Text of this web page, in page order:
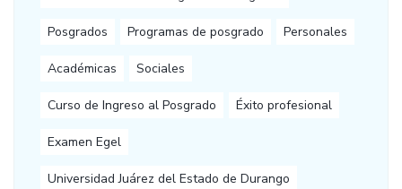
Posgrados Programas de posgrado Personales
Académicas Sociales
Curso de Ingreso al Posgrado Éxito profesional
Examen Egel
Universidad Juárez del Estado de Durango